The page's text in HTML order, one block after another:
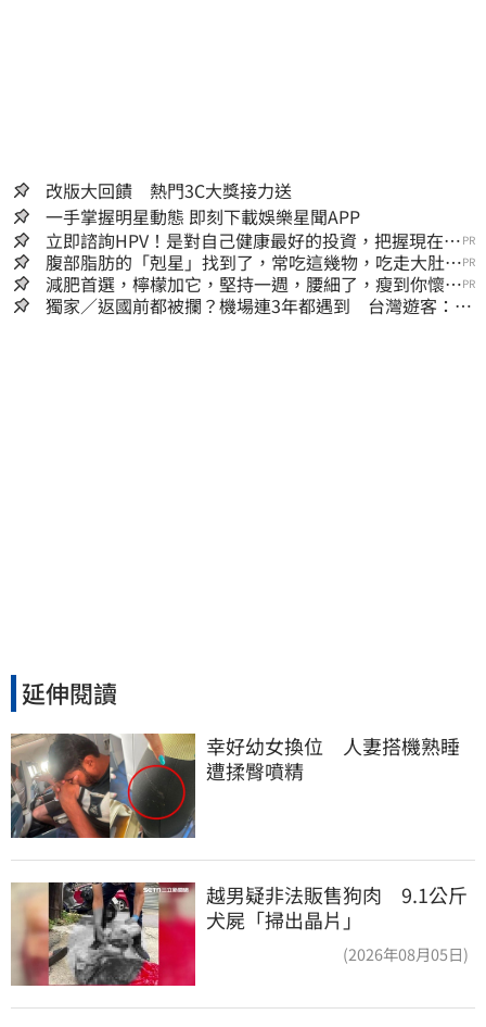
改版大回饋 熱門3C大獎接力送
一手掌握明星動態 即刻下載娛樂星聞APP
立即諮詢HPV！是對自己健康最好的投資，把握現在不
嫌晚！
PR
腹部脂肪的「剋星」找到了，常吃這幾物，吃走大肚
囊，瘦出小蠻腰
PR
減肥首選，檸檬加它，堅持一週，腰細了，瘦到你懷疑
人生
PR
獨家／返國前都被攔？機場連3年都遇到 台灣遊客：難
延伸閱讀
幸好幼女換位　人妻搭機熟睡
遭揉臀噴精
越男疑非法販售狗肉 9.1公斤
犬屍「掃出晶片」
(2026年08月05日)